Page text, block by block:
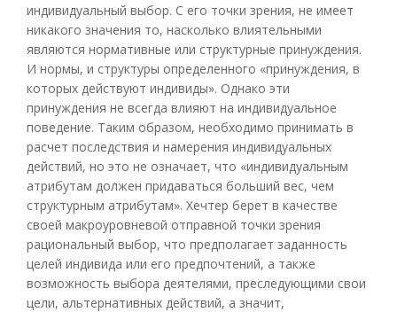
индивидуальный выбор. С его точки зрения, не имеет
никакого значения то, насколько влиятельными
являются нормативные или структурные принуждения.
И нормы, и структуры определенного «принуждения, в
которых действуют индивиды». Однако эти
принуждения не всегда влияют на индивидуальное
поведение. Таким образом, необходимо принимать в
расчет последствия и намерения индивидуальных
действий, но это не означает, что «индивидуальным
атрибутам должен придаваться больший вес, чем
структурным атрибутам». Хечтер берет в качестве
своей макроуровневой отправной точки зрения
рациональный выбор, что предполагает заданность
целей индивида или его предпочтений, а также
возможность выбора деятелями, преследующими свои
цели, альтернативных действий, а значит,